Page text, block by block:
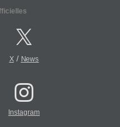
X/ News
Instagram